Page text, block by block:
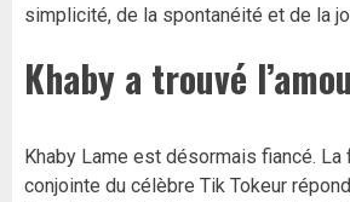
simplicité, de la spontanéité et de la
Khaby a trouvé
Khaby Lame est désormais fiancé. La
conjointe du célèbre Tik Tokeur